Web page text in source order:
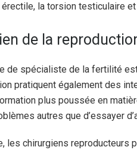
la torsion testiculaire
de la
de spécialiste de la fertilité
pratiquent également des
plus poussée en
autres que d’essayer
les chirurgiens reproducteurs